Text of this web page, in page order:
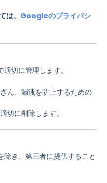
、 Googleのプライバシ
切に管理します。
ん、漏洩を防止するための
切に削除します。
き、第三者に提供すること